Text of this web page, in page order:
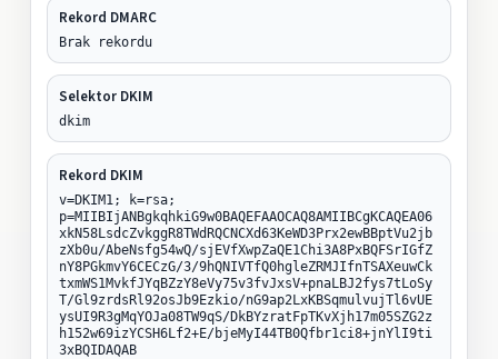
Rekord DMARC
Brak rekordu
Selektor DKIM
dkim
Rekord DKIM
v=DKIM1; k=rsa;
p=MIIBIjANBgkqhkiG9w0BAQEFAAOCAQ8AMIIBCgKCAQEA06
xkN58LsdcZvkggR8TWdRQCNCXd63KeWD3Prx2ewBBptVu2jb
zXb0u/AbeNsfg54wQ/sjEVfXwpZaQE1Chi3A8PxBQFSrIGfZ
nY8PGkmvY6CECzG/3/9hQNIVTfQ0hgleZRMJIfnTSAXeuwCk
txmWS1MvkfJYqBZzY8eVy75v3fvJxsV+pnaLBJ2fys7tLoSy
T/Gl9zrdsRl92osJb9Ezkio/nG9ap2LxKBSqmulvujTl6vUE
ysUI9R3gMqYOJa08TW9qS/DkBYzratFpTKvXjh17m05SZG2z
h152w69izYCSH6Lf2+E/bjeMyI44TB0Qfbr1ci8+jnYlI9ti
3xBQIDAQAB